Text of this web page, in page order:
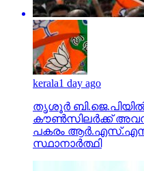
kerala1 day ago
തൃശൂര്‍
കൗണ്‍സിലര്‍ക്ക്
പകരം ആര്‍.എസ്.എസ്
സ്ഥാനാര്‍ത്ഥി